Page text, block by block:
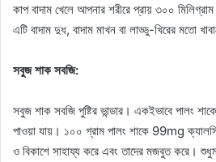
কাপ বাদাম খেলে আপনার শরীরে প্রায় ৩০০
এটি বাদাম দুধ, বাদাম মাখন বা লাড্ডু-খিরের মতো
সবুজ শাক সবজি:
সবুজ শাক সবজি পুষ্টির ভান্ডার। একইভাবে পালং
পাওয়া যায়। ১০০ গ্রাম পালং শাকে 99mg
ও বিকাশে সাহায্য করে এবং তাদের মজবুত করে।